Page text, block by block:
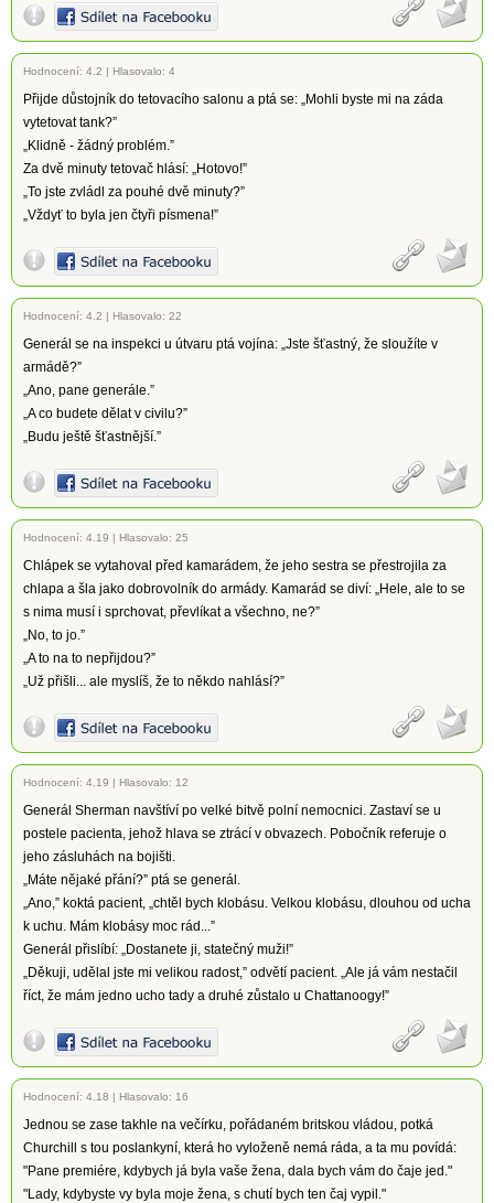
Hodnocení: 4.2 | Hlasovalo: 4
Přijde důstojník do tetovacího salonu a ptá se: „Mohli byste mi na záda
vytetovat tank?”
„Klidně - žádný problém.”
Za dvě minuty tetovač hlásí: „Hotovo!”
„To jste zvládl za pouhé dvě minuty?”
„Vždyť to byla jen čtyři písmena!”
Hodnocení: 4.2 | Hlasovalo: 22
Generál se na inspekci u útvaru ptá vojína: „Jste šťastný, že sloužíte v
armádě?”
„Ano, pane generále.”
„A co budete dělat v civilu?”
„Budu ještě šťastnější.”
Hodnocení: 4.19 | Hlasovalo: 25
Chlápek se vytahoval před kamarádem, že jeho sestra se přestrojila za
chlapa a šla jako dobrovolník do armády. Kamarád se diví: „Hele, ale to se
s nima musí i sprchovat, převlíkat a všechno, ne?”
„No, to jo.”
„A to na to nepřijdou?”
„Už přišli... ale myslíš, že to někdo nahlásí?”
Hodnocení: 4.19 | Hlasovalo: 12
Generál Sherman navštíví po velké bitvě polní nemocnici. Zastaví se u
postele pacienta, jehož hlava se ztrácí v obvazech. Pobočník referuje o
jeho zásluhách na bojišti.
„Máte nějaké přání?” ptá se generál.
„Ano,” koktá pacient, „chtěl bych klobásu. Velkou klobásu, dlouhou od ucha
k uchu. Mám klobásy moc rád...”
Generál přislíbí: „Dostanete ji, statečný muži!”
„Děkuji, udělal jste mi velikou radost,” odvětí pacient. „Ale já vám nestačil
říct, že mám jedno ucho tady a druhé zůstalo u Chattanoogy!”
Hodnocení: 4.18 | Hlasovalo: 16
Jednou se zase takhle na večírku, pořádaném britskou vládou, potká
Churchill s tou poslankyní, která ho vyloženě nemá ráda, a ta mu povídá:
"Pane premiére, kdybych já byla vaše žena, dala bych vám do čaje jed."
"Lady, kdybyste vy byla moje žena, s chutí bych ten čaj vypil."